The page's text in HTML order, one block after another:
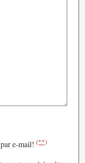
e-mail! (**)